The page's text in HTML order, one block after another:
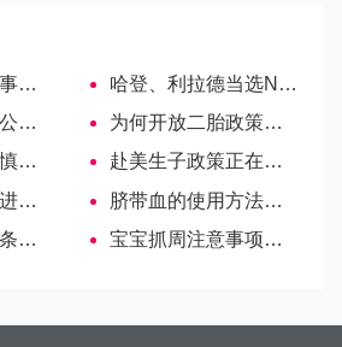
！
哈登、利拉德当选NBA周最佳球员，网友：龙凤胎加成！
来
为何开放二胎政策，反而有更多的人选择赴美生子
纹
赴美生子政策正在发生什么变化？
！
脐带血的使用方法，可直系亲属或者自用！
！
宝宝抓周注意事项！物品、时间忌讳要记住！